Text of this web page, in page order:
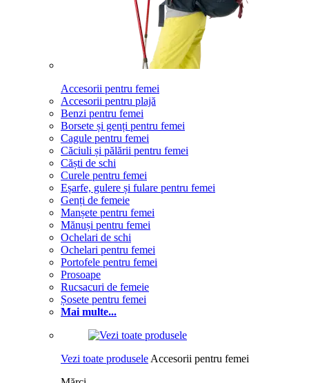
Accesorii pentru femei
Accesorii pentru plajă
Benzi pentru femei
Borsete și genți pentru femei
Cagule pentru femei
Căciuli și pălării pentru femei
Căști de schi
Curele pentru femei
Eșarfe, gulere și fulare pentru femei
Genți de femeie
Manșete pentru femei
Mănuși pentru femei
Ochelari de schi
Ochelari pentru femei
Portofele pentru femei
Prosoape
Rucsacuri de femeie
Șosete pentru femei
Mai multe...
Vezi toate produsele Accesorii pentru femei